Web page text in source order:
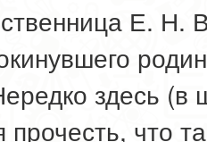
Е. Н.
здесь (в
прочесть, что